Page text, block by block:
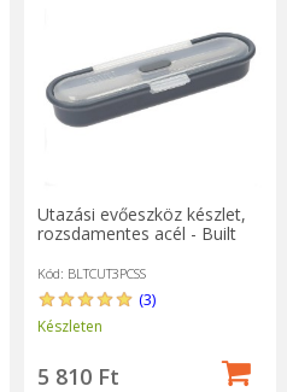
Utazási evőeszköz készlet,
rozsdamentes acél - Built
Kód: BLTCUT3PCSS
(3)
Készleten
5 810 Ft